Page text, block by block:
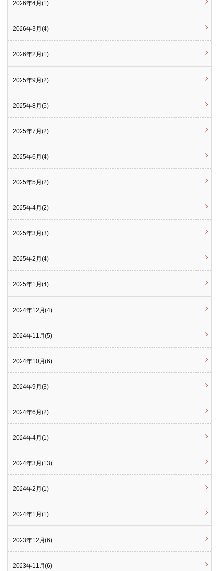
2026年4月(1)
2026年3月(4)
2026年2月(1)
2025年9月(2)
2025年8月(5)
2025年7月(2)
2025年6月(4)
2025年5月(2)
2025年4月(2)
2025年3月(3)
2025年2月(4)
2025年1月(4)
2024年12月(4)
2024年11月(5)
2024年10月(6)
2024年9月(3)
2024年6月(2)
2024年4月(1)
2024年3月(13)
2024年2月(1)
2024年1月(1)
2023年12月(6)
2023年11月(6)